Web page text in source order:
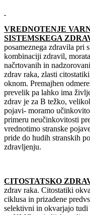
VREDNOTENJE
SISTEMSKEGA
posameznega zdravila pri
kombinaciji zdravil,
načrtovanih in
zdrav raka, zlasti
oknom. Premajhen
prevelik pa lahko ima
zdrav je za B težko,
pojavi- moramo
primeru neučinkovitosti
vrednotimo stranske
pride do hudih stranskih
zdravljenju.
CITOSTATSKO
zdrav raka. Citostatiki
ciklusa in prizadene
selektivni in okvarjajo tudi